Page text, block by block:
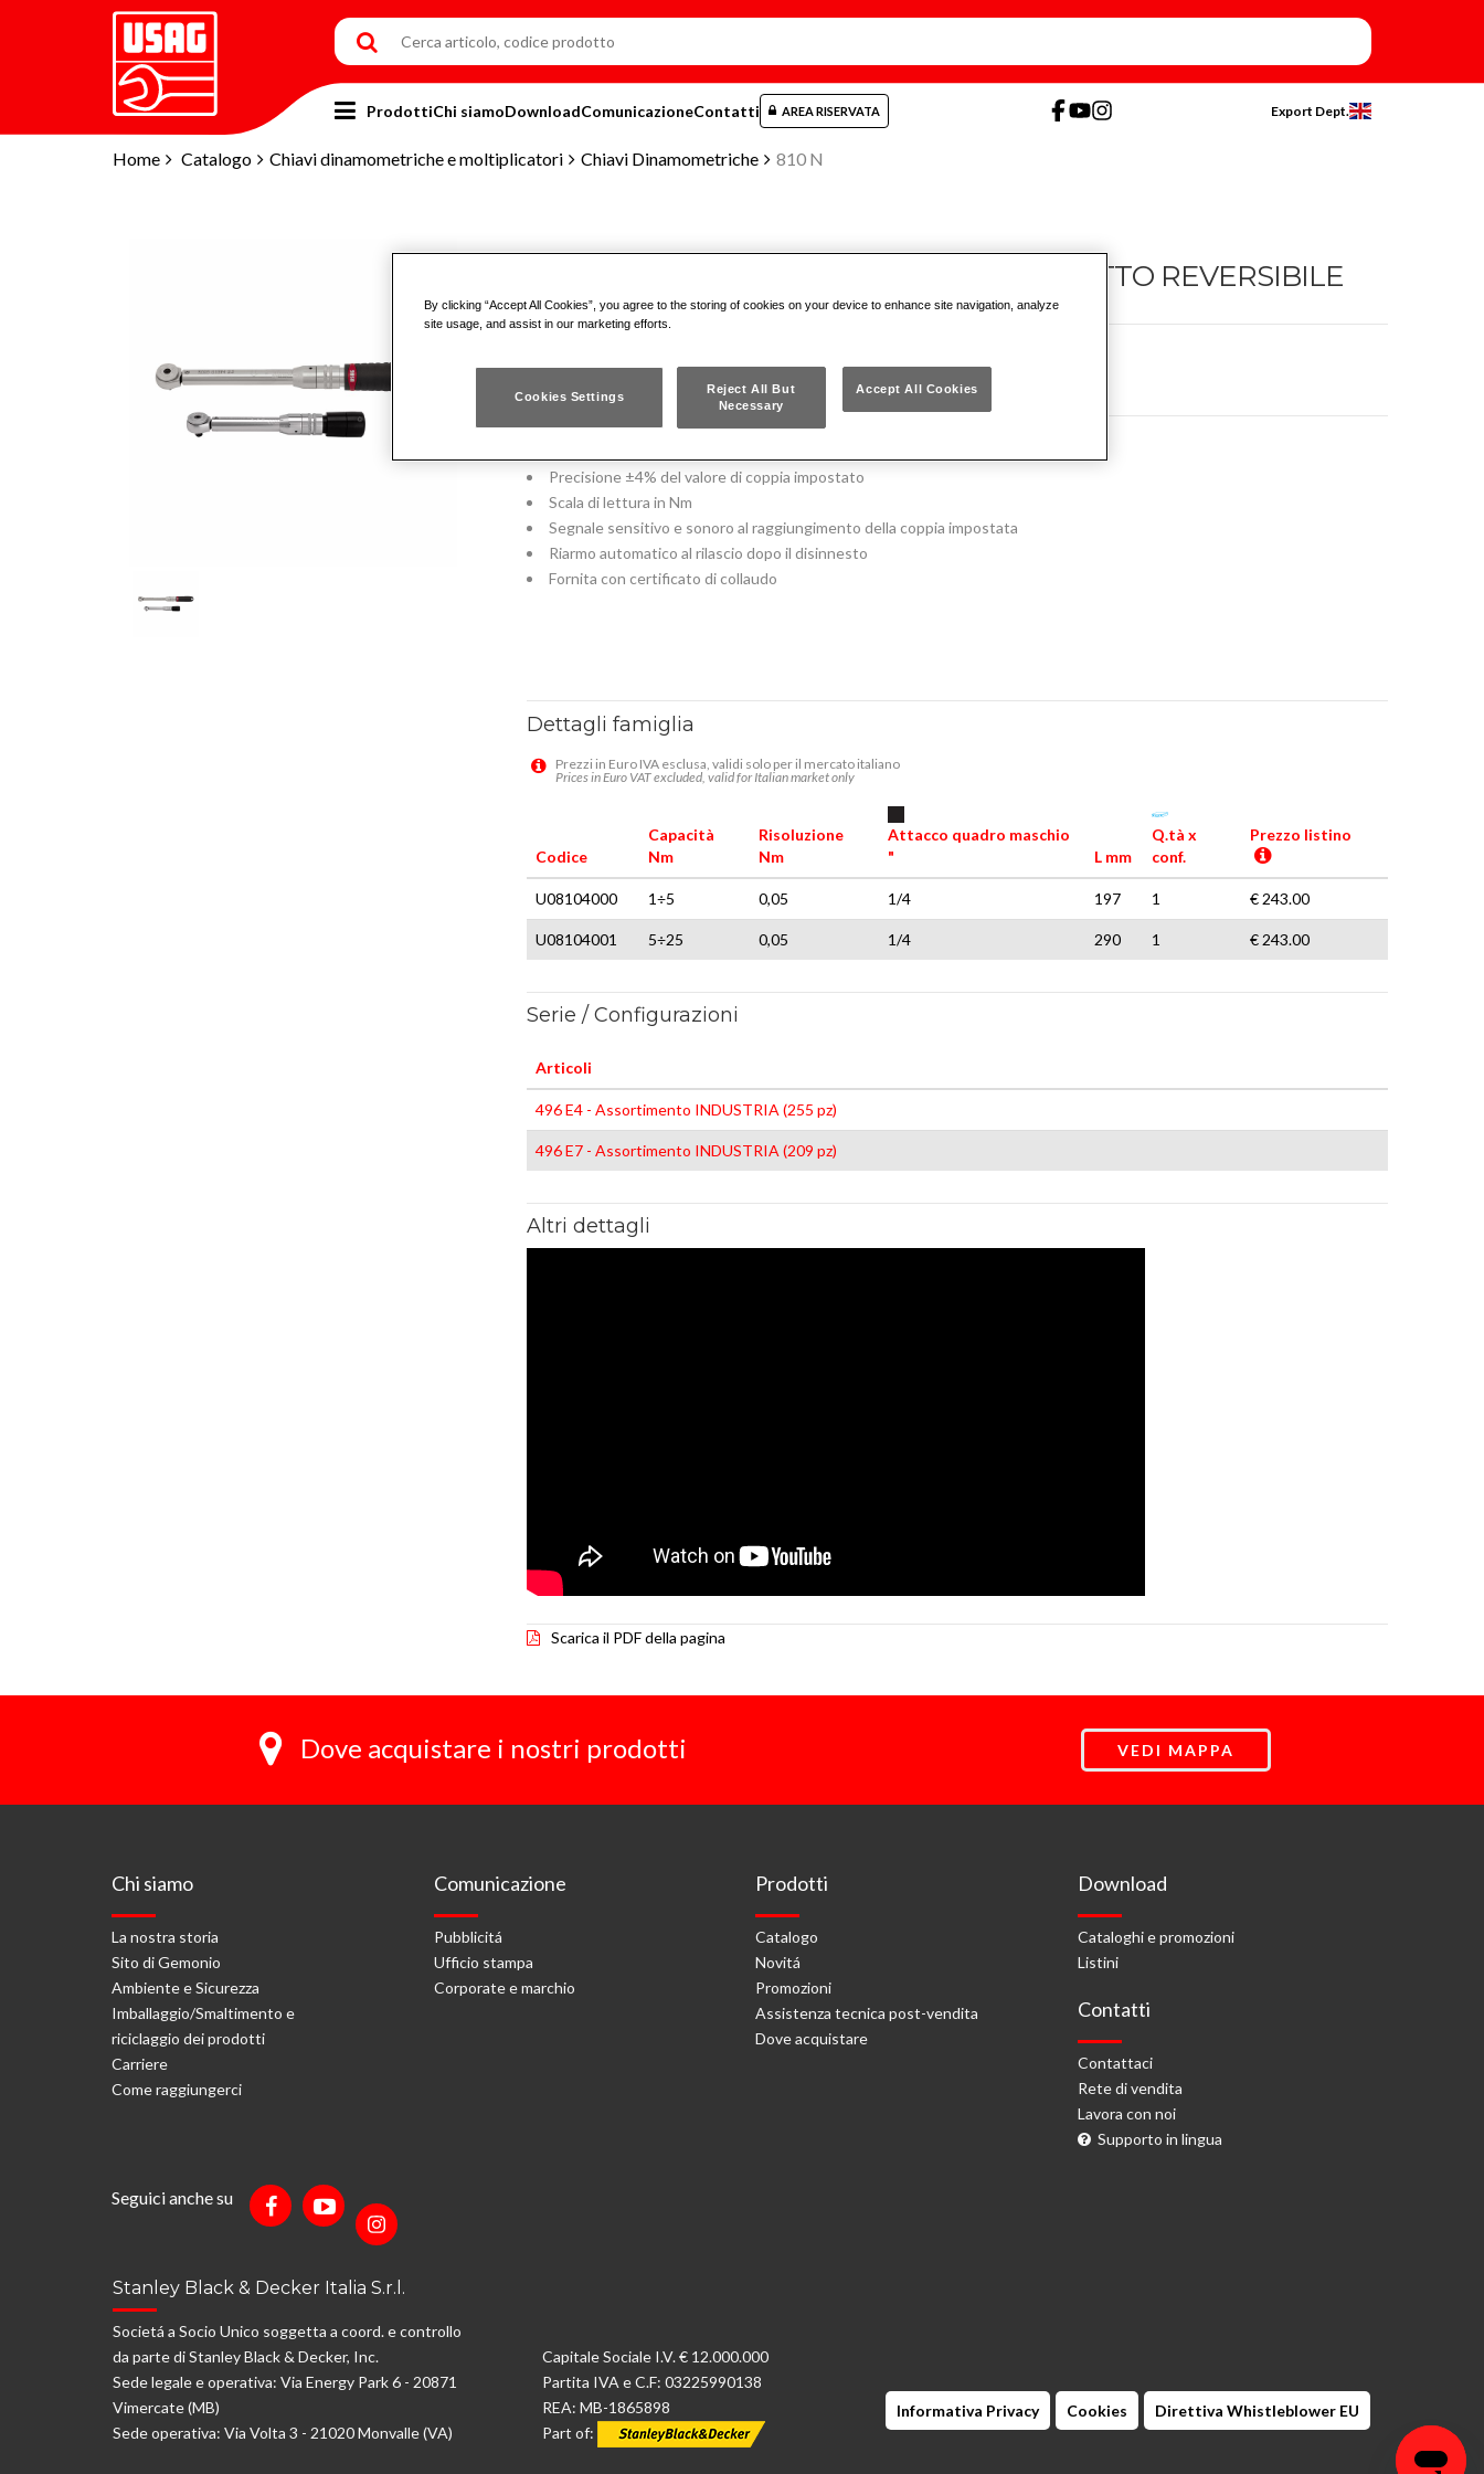
Home Catalogo Chiavi dinamometriche e moltiplicatori Chiavi Dinamometriche 810 N
ProdottiChi siamoDownloadComunicazioneContatti AREA RISERVATA Export Dept.
CHIAVI DINAMOMETRICHE CON CRICCHETTO REVERSIBILE
Precisione ±4% del valore di coppia impostato
Scala di lettura in Nm
Segnale sensitivo e sonoro al raggiungimento della coppia impostata
Riarmo automatico al rilascio dopo il disinnesto
Fornita con certificato di collaudo
Dettagli famiglia
Prezzi in Euro IVA esclusa, validi solo per il mercato italiano
Prices in Euro VAT excluded, valid for Italian market only
Codice
Capacità
Nm
Risoluzione
Nm
Attacco quadro maschio
"
L mm
Q.tà x
conf.
Prezzo listino
U08104000 1÷5 0,05 1/4 197 1 € 243.00
U08104001 5÷25 0,05 1/4 290 1 € 243.00
Serie / Configurazioni
Articoli
496 E4 - Assortimento INDUSTRIA (255 pz)
496 E7 - Assortimento INDUSTRIA (209 pz)
Altri dettagli
Scarica il PDF della pagina
Dove acquistare i nostri prodotti VEDI MAPPA
Chi siamo
La nostra storia
Sito di Gemonio
Ambiente e Sicurezza
Imballaggio/Smaltimento e
riciclaggio dei prodotti
Carriere
Come raggiungerci
Comunicazione
Pubblicitá
Ufficio stampa
Corporate e marchio
Prodotti
Catalogo
Novitá
Promozioni
Assistenza tecnica post-vendita
Dove acquistare
Download
Cataloghi e promozioni
Listini
Contatti
Contattaci
Rete di vendita
Lavora con noi
Supporto in lingua
Seguici anche su
Stanley Black & Decker Italia S.r.l.
Societá a Socio Unico soggetta a coord. e controllo
da parte di Stanley Black & Decker, Inc.
Sede legale e operativa: Via Energy Park 6 - 20871
Vimercate (MB)
Sede operativa: Via Volta 3 - 21020 Monvalle (VA)
Capitale Sociale I.V. € 12.000.000
Partita IVA e C.F: 03225990138
REA: MB-1865898
Part of:
Informativa Privacy Cookies Direttiva Whistleblower EU
By clicking “Accept All Cookies”, you agree to the storing of cookies on your device to enhance site navigation, analyze
site usage, and assist in our marketing efforts.
Cookies Settings
Reject All But
Necessary
Accept All Cookies